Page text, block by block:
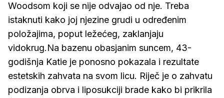
Woodsom koji se nije odvajao od nje. Treba
istaknuti kako joj njezine grudi u određenim
položajima, poput ležećeg, zaklanjaju
vidokrug.Na bazenu obasjanim suncem, 43-
godišnja Katie je ponosno pokazala i rezultate
estetskih zahvata na svom licu. Riječ je o zahvatu
podizanja obrva i liposukciji brade kako bi prikrila